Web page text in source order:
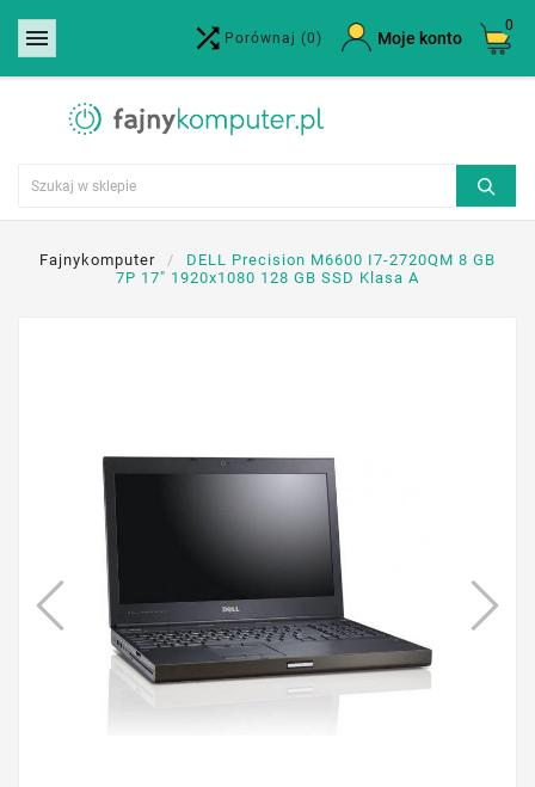
  Porównaj (0) Moje konto
0
Fajnykomputer
DELL Precision M6600 I7-2720QM 8 GB
7P 17" 1920x1080 128 GB SSD Klasa A
Utwórz listę życzeń ×
Nazwa listy życzeń
Anuluj Utwórz listę życzeń